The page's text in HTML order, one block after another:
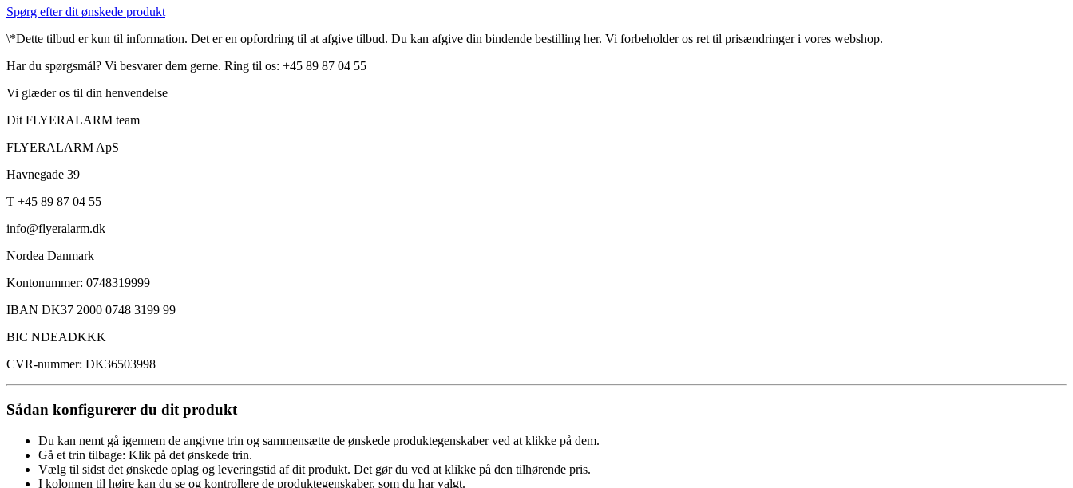
Spørg efter dit ønskede produkt
\*Dette tilbud er kun til information. Det er en opfordring til at afgive tilbud. Du kan afgive din bindende bestilling her. Vi forbeholder os ret til prisændringer i vores webshop.
Har du spørgsmål? Vi besvarer dem gerne. Ring til os: +45 89 87 04 55
Vi glæder os til din henvendelse
Dit FLYERALARM team
FLYERALARM ApS
Havnegade 39
T +45 89 87 04 55
info@flyeralarm.dk
Nordea Danmark
Kontonummer: 0748319999
IBAN DK37 2000 0748 3199 99
BIC NDEADKKK
CVR-nummer: DK36503998
Sådan konfigurerer du dit produkt
Du kan nemt gå igennem de angivne trin og sammensætte de ønskede produktegenskaber ved at klikke på dem.
Gå et trin tilbage: Klik på det ønskede trin.
Vælg til sidst det ønskede oplag og leveringstid af dit produkt. Det gør du ved at klikke på den tilhørende pris.
I kolonnen til højre kan du se og kontrollere de produktegenskaber, som du har valgt.